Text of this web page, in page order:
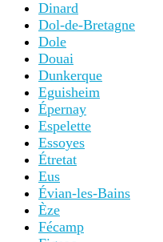
Dinard
Dol-de-Bretagne
Dole
Douai
Dunkerque
Eguisheim
Épernay
Espelette
Essoyes
Étretat
Eus
Évian-les-Bains
Èze
Fécamp